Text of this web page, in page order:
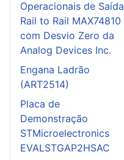
Operacionais de Saída
Rail to Rail MAX74810
com Desvio Zero da
Analog Devices Inc.
Engana Ladrão
(ART2514)
Placa de
Demonstração
STMicroelectronics
EVALSTGAP2HSAC